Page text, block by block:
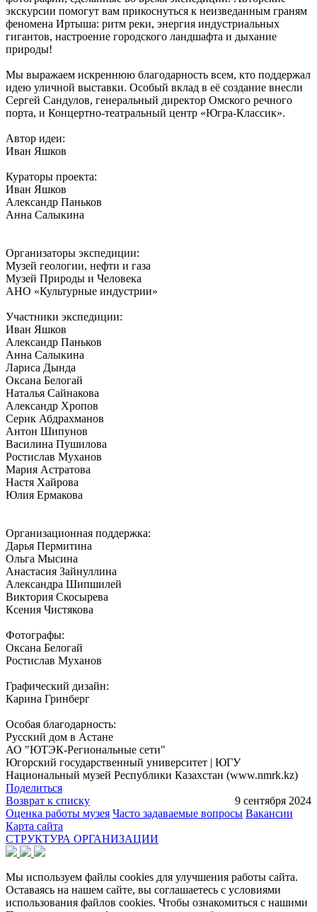
экскурсии помогут вам прикоснуться к неизведанным граням
феномена Иртыша: ритм реки, энергия индустриальных
гигантов, настроение городского ландшафта и дыхание
природы!
Мы выражаем искреннюю благодарность всем, кто поддержал
идею уличной выставки. Особый вклад в её создание внесли
Сергей Сандулов, генеральный директор Омского речного
порта, и Концертно-театральный центр «Югра-Классик».
Автор идеи:
Иван Яшков
Кураторы проекта:
Иван Яшков
Александр Паньков
Анна Салыкина
Организаторы экспедиции:
Музей геологии, нефти и газа
Музей Природы и Человека
АНО «Культурные индустрии»
Участники экспедиции:
Иван Яшков
Александр Паньков
Анна Салыкина
Лариса Дында
Оксана Белогай
Наталья Сайнакова
Александр Хропов
Серик Абдрахманов
Антон Шипунов
Василина Пушилова
Ростислав Муханов
Мария Астратова
Настя Хайрова
Юлия Ермакова
Организационная поддержка:
Дарья Пермитина
Ольга Мысина
Анастасия Зайнуллина
Александра Шипшилей
Виктория Скосырева
Ксения Чистякова
Фотографы:
Оксана Белогай
Ростислав Муханов
Графический дизайн:
Карина Гринберг
Особая благодарность:
Русский дом в Астане
АО "ЮТЭК-Региональные сети"
Югорский государственный университет | ЮГУ
Национальный музей Республики Казахстан (www.nmrk.kz)
Поделиться
9 сентября 2024
Возврат к списку
Оценка работы музея Часто задаваемые вопросы Вакансии
Карта сайта
СТРУКТУРА ОРГАНИЗАЦИИ
Мы используем файлы cookies для улучшения работы сайта.
Оставаясь на нашем сайте, вы соглашаетесь с условиями
использования файлов cookies. Чтобы ознакомиться с нашими